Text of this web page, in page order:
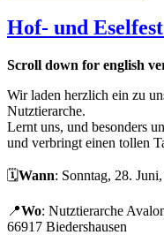
Hof- und
Scroll down for english
Wir laden herzlich ein zu
Nutztierarche.
Lernt uns, und besonders
und verbringt einen tollen
🗓️Wann: Sonntag, 28.
📍Wo: Nutztierarche
66917 Biedershausen